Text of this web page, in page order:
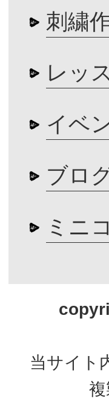
刺繍
レッ
イベ
ブロ
ミニ
当サイト